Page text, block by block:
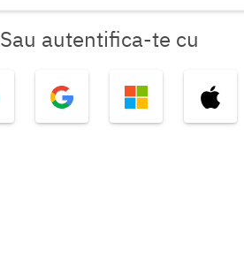
Sau autentifica-te cu